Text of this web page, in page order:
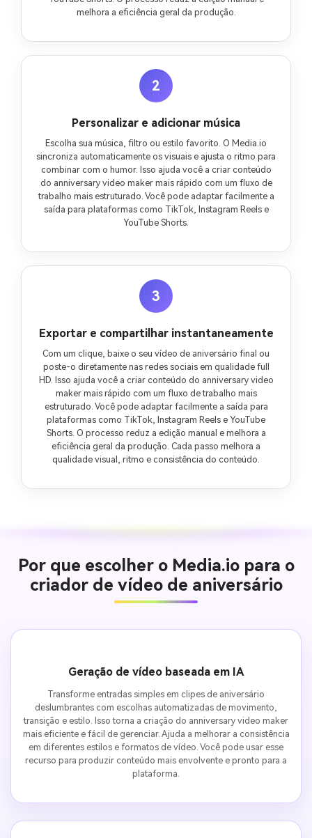
melhora a eficiência geral da produção.
2
Personalizar e adicionar música
Escolha sua música, filtro ou estilo favorito. O Media.io
sincroniza automaticamente os visuais e ajusta o ritmo para
combinar com o humor. Isso ajuda você a criar conteúdo
do anniversary video maker mais rápido com um fluxo de
trabalho mais estruturado. Você pode adaptar facilmente a
saída para plataformas como TikTok, Instagram Reels e
YouTube Shorts.
3
Exportar e compartilhar instantaneamente
Com um clique, baixe o seu vídeo de aniversário final ou
poste-o diretamente nas redes sociais em qualidade full
HD. Isso ajuda você a criar conteúdo do anniversary video
maker mais rápido com um fluxo de trabalho mais
estruturado. Você pode adaptar facilmente a saída para
plataformas como TikTok, Instagram Reels e YouTube
Shorts. O processo reduz a edição manual e melhora a
eficiência geral da produção. Cada passo melhora a
qualidade visual, ritmo e consistência do conteúdo.
Por que escolher o Media.io para o
criador de vídeo de aniversário
Geração de vídeo baseada em IA
Transforme entradas simples em clipes de aniversário
deslumbrantes com escolhas automatizadas de movimento,
transição e estilo. Isso torna a criação do anniversary video maker
mais eficiente e fácil de gerenciar. Ajuda a melhorar a consistência
em diferentes estilos e formatos de vídeo. Você pode usar esse
recurso para produzir conteúdo mais envolvente e pronto para a
plataforma.